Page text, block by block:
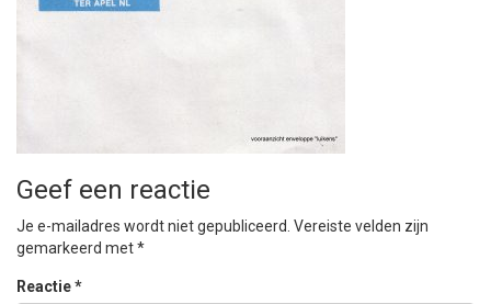
Geef een reactie
Je e-mailadres wordt niet gepubliceerd. Vereiste velden zijn
gemarkeerd met*
Reactie*